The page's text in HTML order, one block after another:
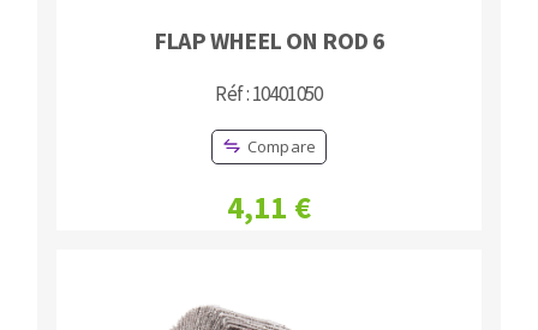
FLAP WHEEL ON ROD 6
Réf : 10401050
Compare
4,11 €